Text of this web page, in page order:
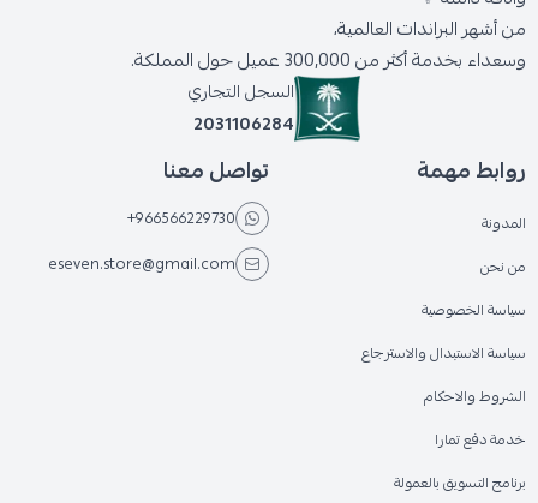
من أشهر البراندات العالمية،
وسعداء بخدمة أكثر من 300,000 عميل حول المملكة.
السجل التجاري
2031106284
روابط مهمة
المدونة
من نحن
سياسة الخصوصية
سياسة الاستبدال والاسترجاع
الشروط والاحكام
خدمة دفع تمارا
برنامج التسويق بالعمولة
تواصل معنا
+966566229730
eseven.store@gmail.com